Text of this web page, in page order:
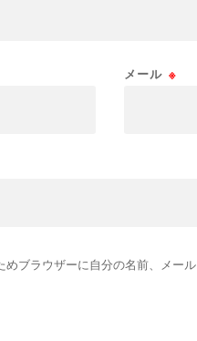
メール ※
ブラウザーに自分の名前、メー